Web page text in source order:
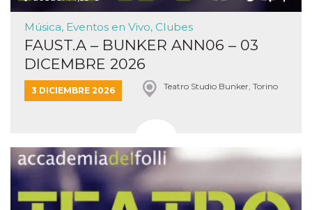
Música, Eventos en Vivo, Clubes
FAUST.A – BUNKER ANN06 – 03
DICEMBRE 2026
3 DICIEMBRE 2026 Teatro Studio Bunker, Torino